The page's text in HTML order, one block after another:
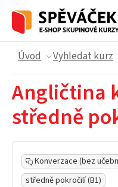
Úvod Vyhledat kurz
Angličtina
středně
Konverzace (bez
středně pokročilí (B1)